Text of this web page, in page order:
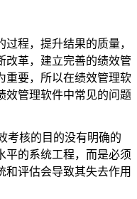
程，提升结果的质量，
改革，建立完善的绩效管
重要，所以在绩效管理软
效管理软件中常见的问题
考核的目的没有明确的
平的系统工程，而是必须
和评估会导致其失去作用